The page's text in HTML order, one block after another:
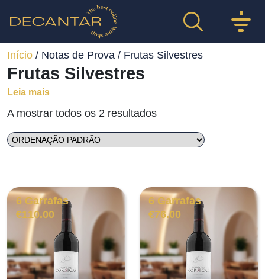
Início / Notas de Prova / Frutas Silvestres
Frutas Silvestres
Leia mais
A mostrar todos os 2 resultados
6 Garrafas
€110.00
6 Garrafas
€76.00